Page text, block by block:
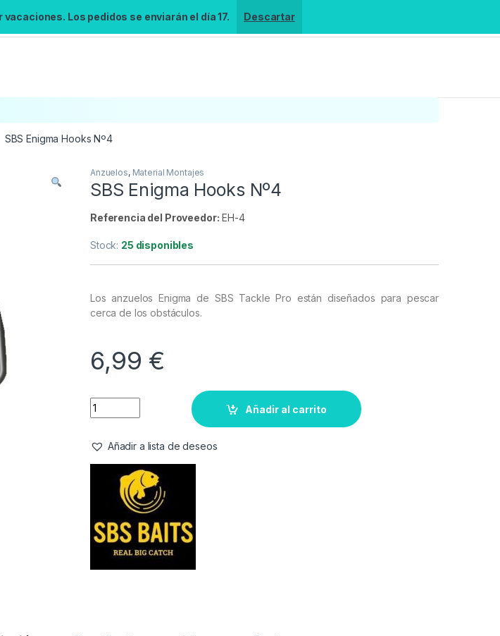
Los pedidos se enviarán el día 17. Descartar
no disponible
el widget de búsqueda.
SBS Enigma Hooks Nº4
Anzuelos, Material Montajes
SBS Enigma Hooks Nº4
Referencia del Proveedor: EH-4
Stock: 25 disponibles
Los anzuelos Enigma de SBS Tackle Pro están diseñados para pescar
cerca de los obstáculos.
6,99 €
Añadir al carrito
Añadir a lista de deseos